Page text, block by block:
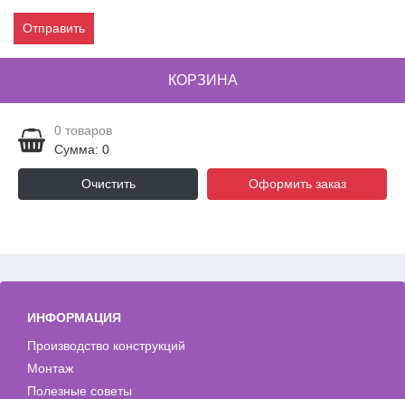
Отправить
КОРЗИНА
0 товаров
Сумма: 0
Очистить Оформить заказ
ИНФОРМАЦИЯ
Производство конструкций
Монтаж
Полезные советы